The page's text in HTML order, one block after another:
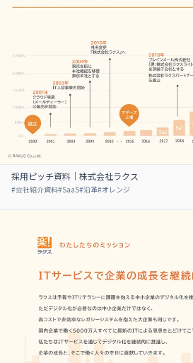
採用ピッチ資料｜株式会社ラクス
#会社紹介資料#SaaS#沿革#オレンジ